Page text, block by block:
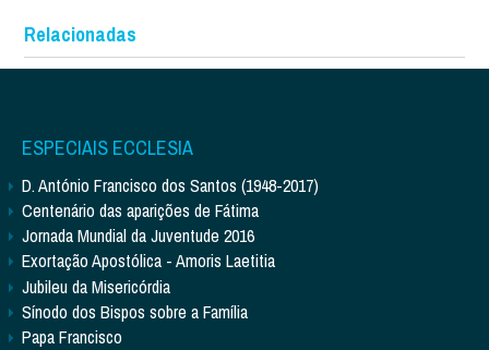
Relacionadas
ESPECIAIS ECCLESIA
D. António Francisco dos Santos (1948-2017)
Centenário das aparições de Fátima
Jornada Mundial da Juventude 2016
Exortação Apostólica - Amoris Laetitia
Jubileu da Misericórdia
Sínodo dos Bispos sobre a Família
Papa Francisco